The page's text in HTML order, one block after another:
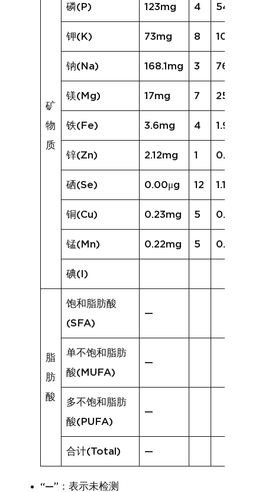
矿
物
质
磷(P) 123mg 4 54mg
钾(K) 73mg 8 105mg
钠(Na) 168.1mg 3 76.0mg
镁(Mg) 17mg 7 25mg
铁(Fe) 3.6mg 4 1.9mg
锌(Zn) 2.12mg 1 0.72mg
硒(Se) 0.00μg 12 1.19μg
铜(Cu) 0.23mg 5 0.17mg
锰(Mn) 0.22mg 5 0.24mg
碘(I)
脂
肪
酸
饱和脂肪酸
(SFA)
—
单不饱和脂肪
酸(MUFA)
—
多不饱和脂肪
酸(PUFA)
—
合计(Total) —
“—”：表示未检测